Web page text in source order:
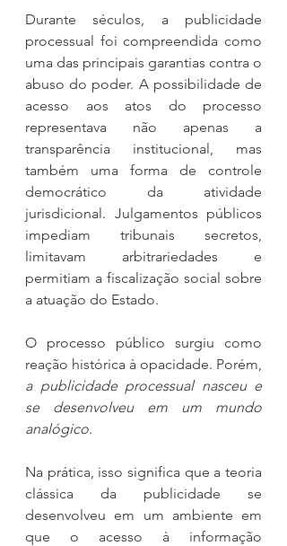
Durante séculos, a publicidade
processual foi compreendida como
uma das principais garantias contra o
abuso do poder. A possibilidade de
acesso aos atos do processo
representava não apenas a
transparência institucional, mas
também uma forma de controle
democrático da atividade
jurisdicional. Julgamentos públicos
impediam tribunais secretos,
limitavam arbitrariedades e
permitiam a fiscalização social sobre
a atuação do Estado.
O processo público surgiu como
a publicidade processual nasceu e
se desenvolveu em um mundo
analógico.
Na prática, isso significa que a teoria
clássica da publicidade se
desenvolveu em um ambiente em
que o acesso à informação